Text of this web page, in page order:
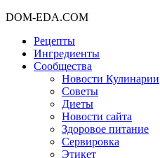
DOM-EDA.COM
Рецепты
Ингредиенты
Сообщества
Новости Кулинарии
Советы
Диеты
Новости сайта
Здоровое питание
Сервировка
Этикет